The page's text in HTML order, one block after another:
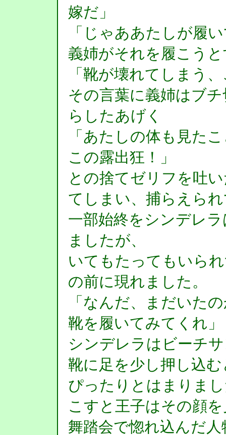
嫁だ」
「じゃああたしが履
義姉がそれを履こう
「靴が壊れてしまう
その言葉に義姉はブ
らしたあげく
「あたしの体も見た
この露出狂！」
との捨てゼリフを吐
てしまい、捕らえら
一部始終をシンデレ
ましたが、
いてもたってもいら
の前に現れました。
「なんだ、まだいた
靴を履いてみてくれ」
シンデレラはビーチ
靴に足を少し押し込む
ぴったりとはまりま
こすと王子はその顔
舞踏会で惚れ込んだ